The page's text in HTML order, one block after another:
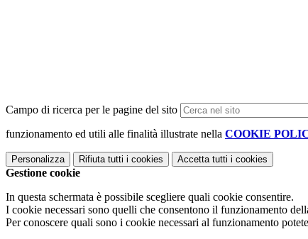
Campo di ricerca per le pagine del sito
funzionamento ed utili alle finalità illustrate nella COOKIE
Personalizza Rifiuta tutti i cookies Accetta tutti i cookies
Gestione cookie
In questa schermata è possibile scegliere quali cookie consentire.
I cookie necessari sono quelli che consentono il funzionamento
Per conoscere quali sono i cookie necessari al funzionamento